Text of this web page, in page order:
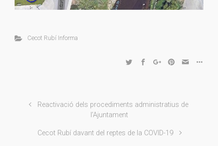
Cecot Rubí Informa
Reactivació dels procediments administratius de
l’Ajuntament
Cecot Rubí davant del reptes de la COVID-19